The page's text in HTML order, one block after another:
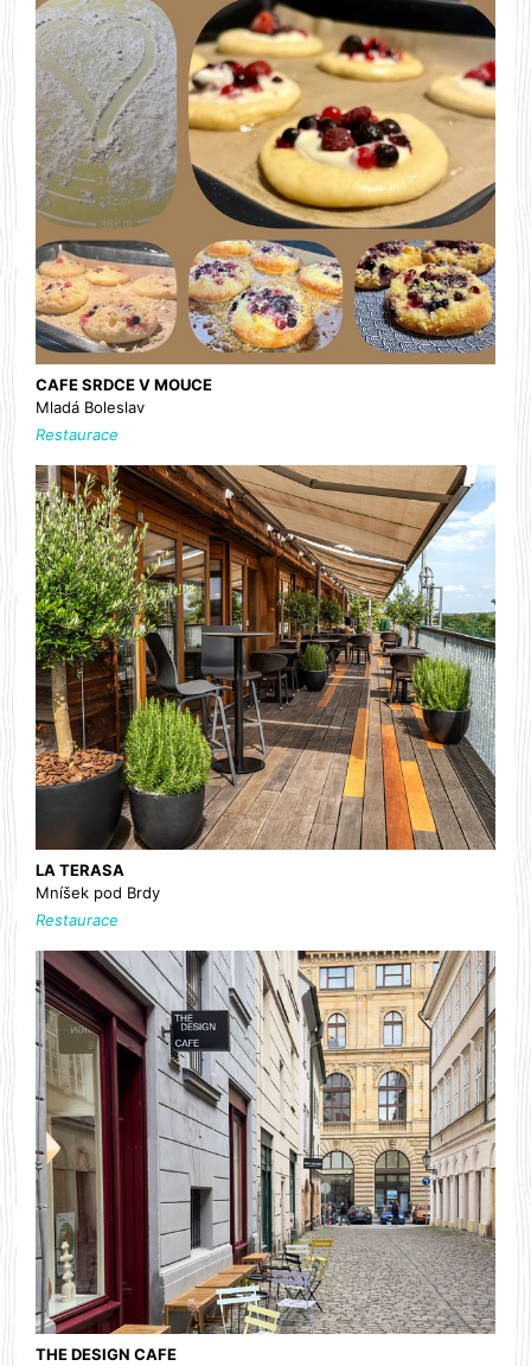
CAFE SRDCE V MOUCE
Mladá Boleslav
Restaurace
LA TERASA
Mníšek pod Brdy
Restaurace
THE DESIGN CAFE